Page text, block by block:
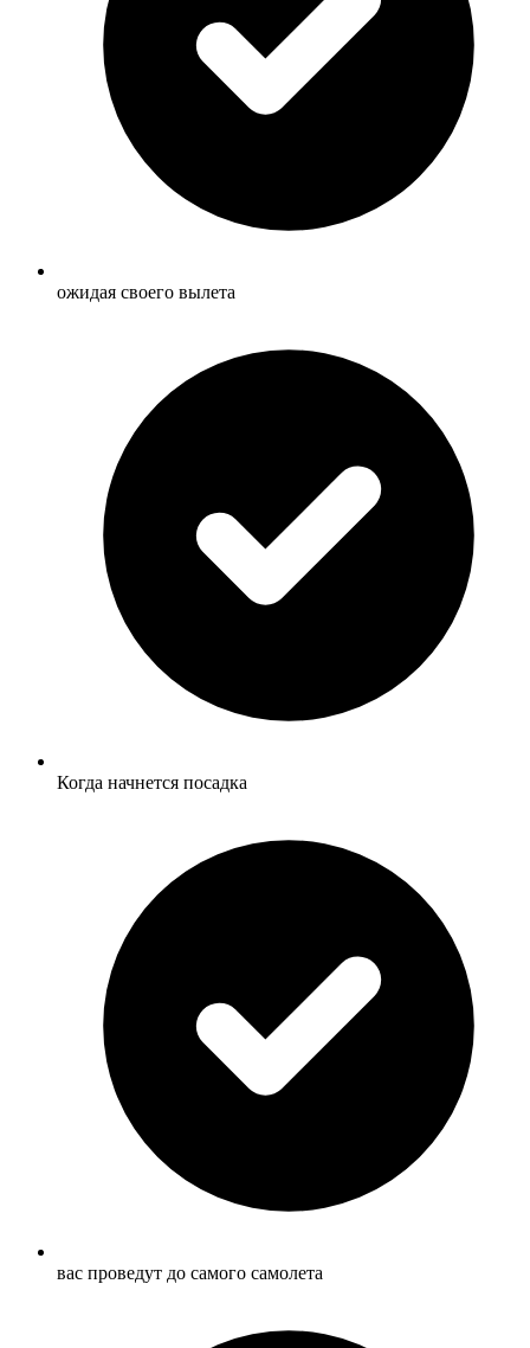
ожидая своего вылета
Когда начнется посадка
вас проведут до самого самолета